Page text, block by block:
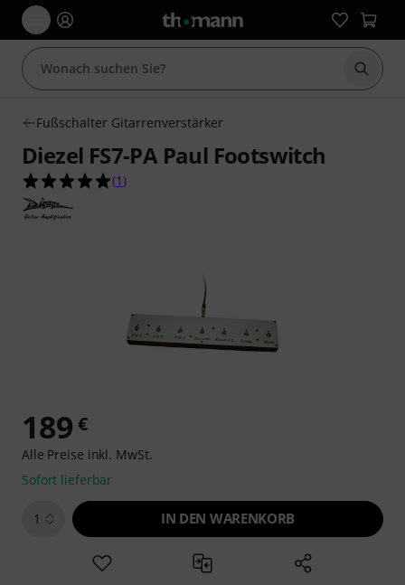
Suche
Fußschalter Gitarrenverstärker
Diezel FS7-PA Paul Footswitch
5.0 von 5 Sternen aus 1 Kundenbewertungen
(1 )
189 €
Alle Preise inkl. MwSt.
Sofort lieferbar
1 IN DEN WARENKORB